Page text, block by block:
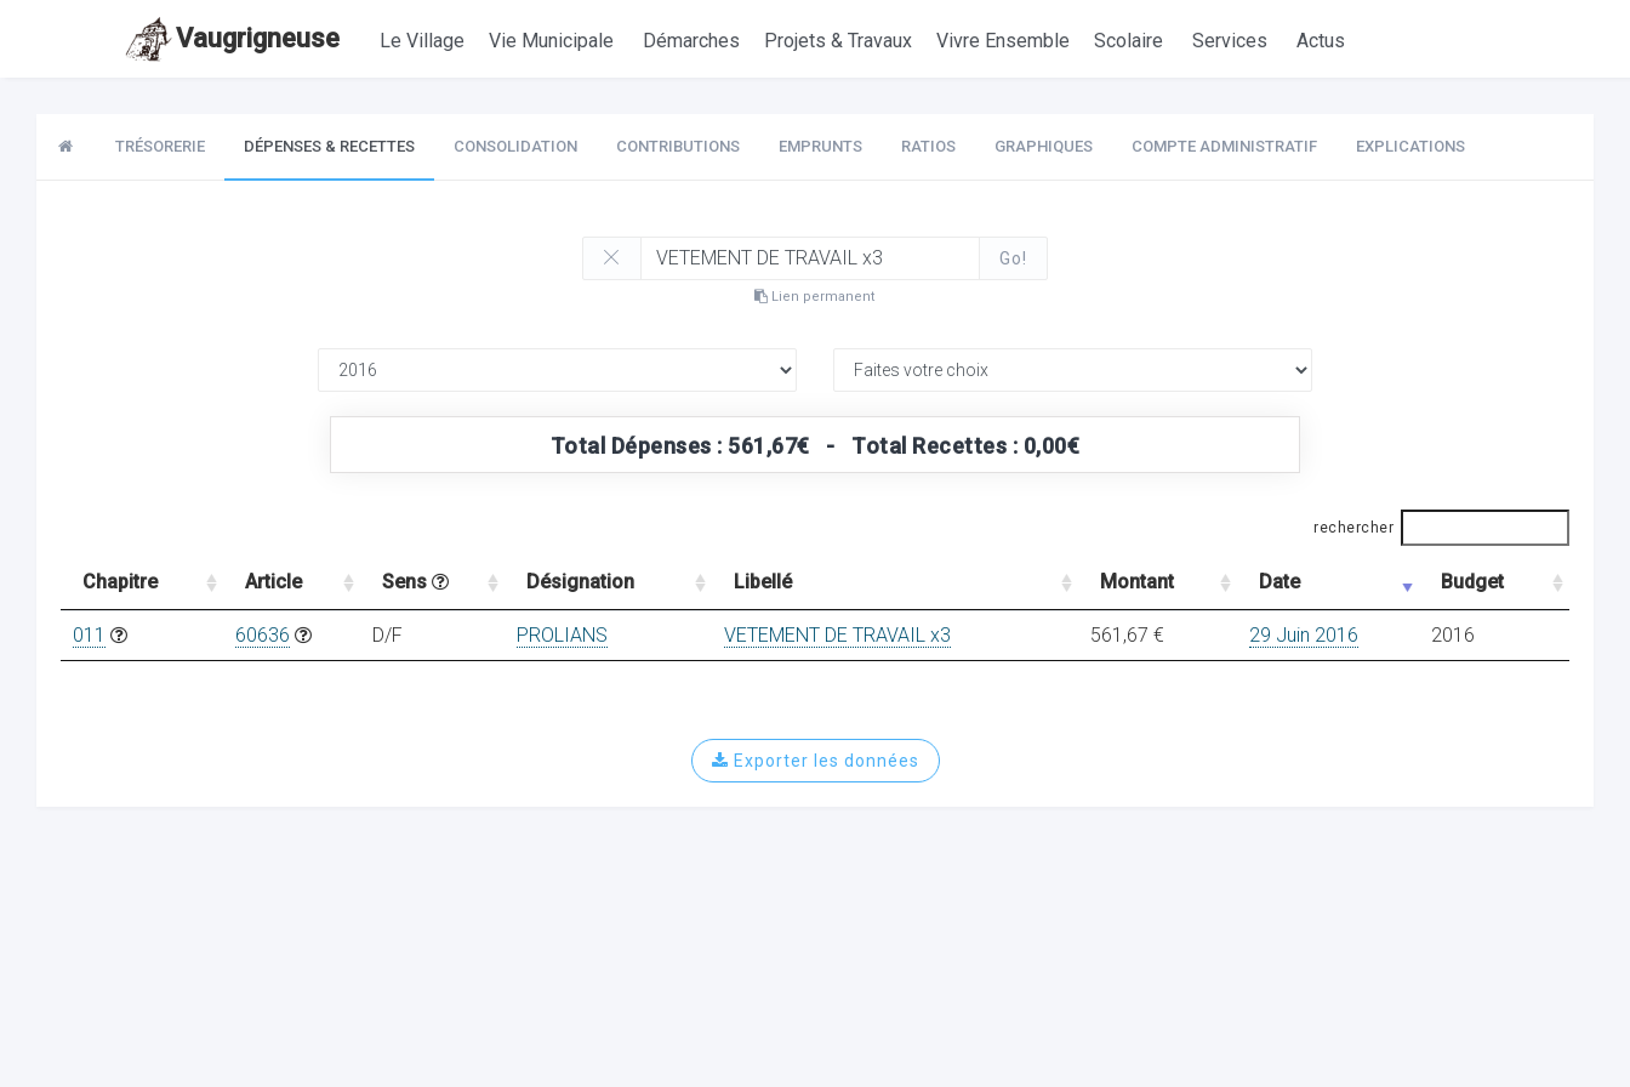
Vaugrigneuse Le Village Vie Municipale Démarches Projets & Travaux Vivre Ensemble Scolaire Services Actus
TRÉSORERIE DÉPENSES & RECETTES CONSOLIDATION CONTRIBUTIONS EMPRUNTS RATIOS GRAPHIQUES COMPTE ADMINISTRATIF EXPLICATIONS
Go!
Lien permanent
Total Dépenses : 561,67€ - Total Recettes : 0,00€
rechercher
Chapitre Article Sens Désignation Libellé Montant Date Budget
011 60636 D/F PROLIANS VETEMENT DE TRAVAIL x3 561,67 € 29 Juin 2016 2016
Exporter les données